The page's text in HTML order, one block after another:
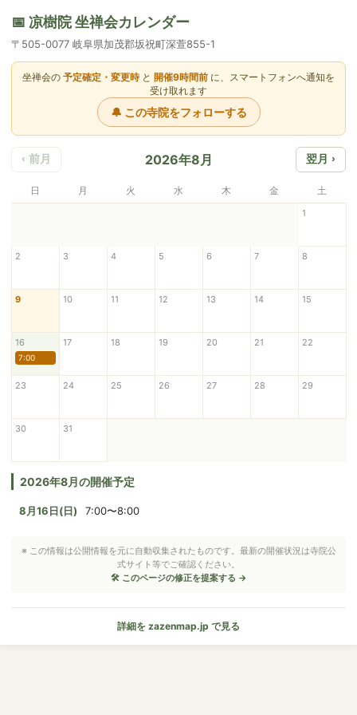
📅 凉樹院 坐禅会カレンダー
〒505-0077 岐阜県加茂郡坂祝町深萱855-1
坐禅会の 予定確定・変更時と 開催9時間前 に、スマートフォンへ通知を
受け取れます
🔔 この寺院をフォローする
‹ 前月 2026年8月 翌月 ›
日 月 火 水 木 金 土
1
2 3 4 5 6 7 8
9 10 11 12 13 14 15
16
7:00
17 18 19 20 21 22
23 24 25 26 27 28 29
30 31
2026年8月の開催予定
8月16日(日) 7:00〜8:00
※ この情報は公開情報を元に自動収集されたものです。最新の開催状況は寺院公
式サイト等でご確認ください。
🛠 このページの修正を提案する →
詳細を zazenmap.jp で見る